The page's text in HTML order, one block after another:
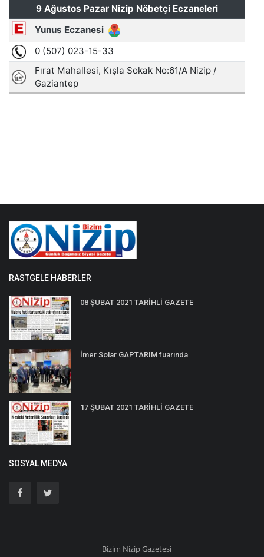
RASTGELE HABERLER
08 ŞUBAT 2021 TARİHLİ GAZETE
İmer Solar GAPTARIM fuarında
17 ŞUBAT 2021 TARİHLİ GAZETE
SOSYAL MEDYA
Bizim NizipGazetesi